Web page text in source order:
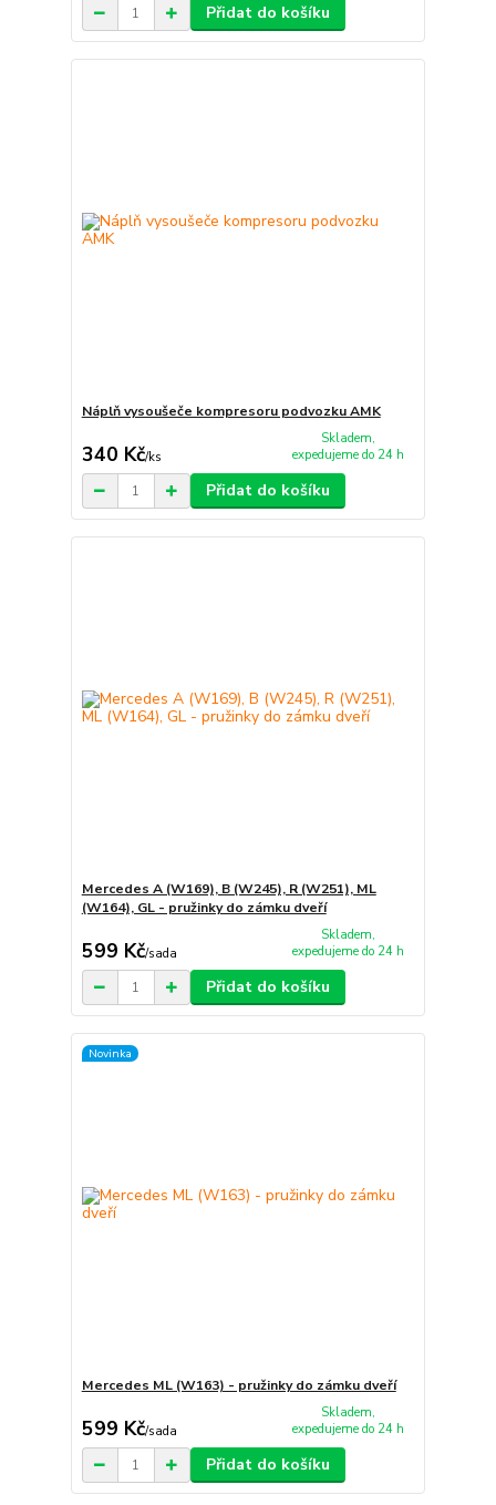
Přidat do košíku
Náplň vysoušeče kompresoru podvozku AMK
340 Kč/ks
Skladem,
expedujeme do 24 h
Přidat do košíku
Mercedes A (W169), B (W245), R (W251), ML
(W164), GL - pružinky do zámku dveří
599 Kč/sada
Skladem,
expedujeme do 24 h
Přidat do košíku
Novinka
Mercedes ML (W163) - pružinky do zámku dveří
599 Kč/sada
Skladem,
expedujeme do 24 h
Přidat do košíku